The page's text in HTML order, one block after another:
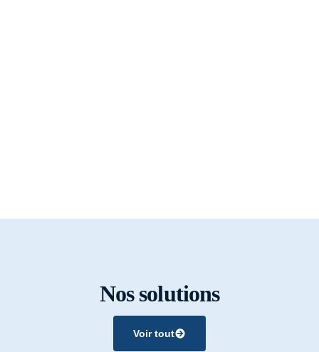
Nos solutions
Voir tout